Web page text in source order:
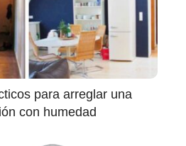
para arreglar una
con humedad